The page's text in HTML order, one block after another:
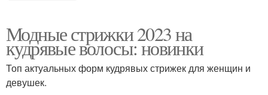
Модные стрижки 2023 на
кудрявые волосы: новинки
Топ актуальных форм кудрявых стрижек для женщин и
девушек.